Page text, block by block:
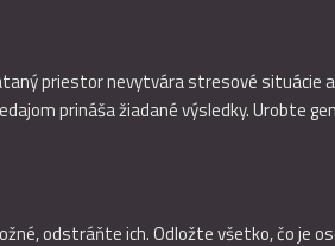
priestor nevytvára stresové situácie
prináša žiadané výsledky. Urobte
odstráňte ich. Odložte všetko, čo je